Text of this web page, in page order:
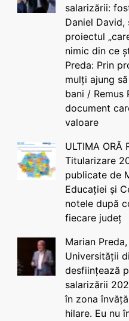
salarizării:
Daniel David,
proiectul
nimic din ce
Preda: Prin
mulți ajung
bani / Remus
document
valoare
ULTIMA ORĂ
Titularizare
publicate de
Educației și
notele după
fiecare județ
Marian
Universității
desființează
salarizării
în zona
hilare. Eu nu